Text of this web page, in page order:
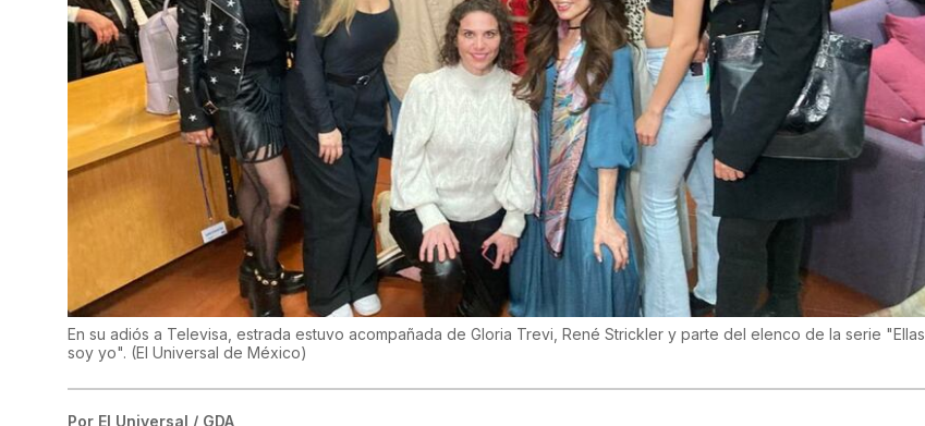
En su adiós a Televisa, estrada estuvo acompañada de Gloria Trevi, René Strickler y parte del elenco de la serie "Ellas
soy yo". (El Universal de México)
Por El Universal / GDA